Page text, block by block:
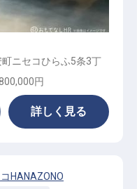
ニセコひらふ5条3丁
円
詳しく見る
HANAZONO